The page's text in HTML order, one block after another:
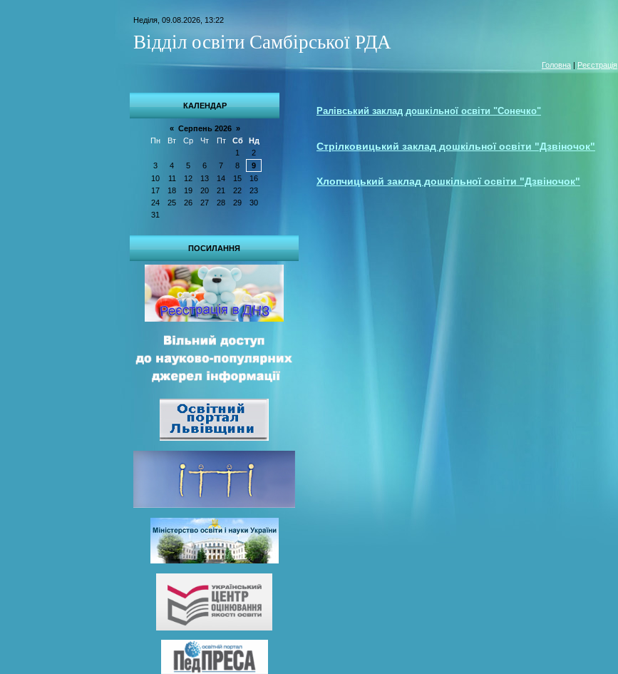
Неділя, 09.08.2026, 13:22
Відділ освіти Самбірської РДА
Головна | Реєстрація
КАЛЕНДАР
« Серпень 2026 »
Пн
Вт Ср Чт Пт Сб
Нд
1
2
3
4 5 6 7 8
9
10
11 12 13 14 15
16
17
18 19 20 21 22
23
24
25 26 27 28 29
30
31
ПОСИЛАННЯ
Ралівський заклад дошкільної освіти "Сонечко"
Стрілковицький заклад дошкільної освіти "Дзвіночок"
Хлопчицький заклад дошкільної освіти "Дзвіночок"